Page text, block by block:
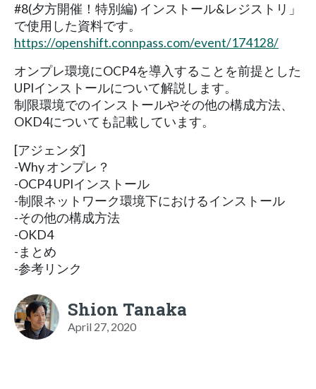
#8(夕方開催！特別編) インストール&レジストリ」
で使用した資料です。
https://openshift.connpass.com/event/174128/
オンプレ環境にOCP4を導入することを前提とした
UPIインストールについて解説します。
制限環境でのインストールやその他の構成方法、
OKD4についても記載しています。
[アジェンダ]
-Why オンプレ？
-OCP4 UPIインストール
-制限ネットワーク環境下におけるインストール
-その他の構成方法
-OKD4
-まとめ
-参考リンク
Shion Tanaka
April 27, 2020